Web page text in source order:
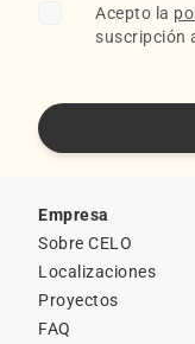
Acepto la
suscripción
Empresa
Sobre CELO
Localizaciones
Proyectos
FAQ